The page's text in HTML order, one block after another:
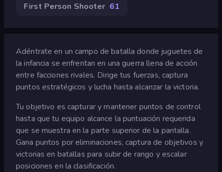
First Person Shooter 61
Adéntrate en un campo de batalla donde juguetes de
la infancia se enfrentan en una guerra llena de acción
entre facciones rivales. Dirige tus fuerzas, captura
puntos estratégicos y lucha hasta alcanzar la victoria.
Tu objetivo es capturar y mantener puntos de control
hasta que tu equipo alcance la puntuación requerida
que se muestra en la parte superior de la pantalla.
Gana puntos por eliminaciones, captura de objetivos y
victorias en batallas para subir de rango y escalar
posiciones en la clasificación.